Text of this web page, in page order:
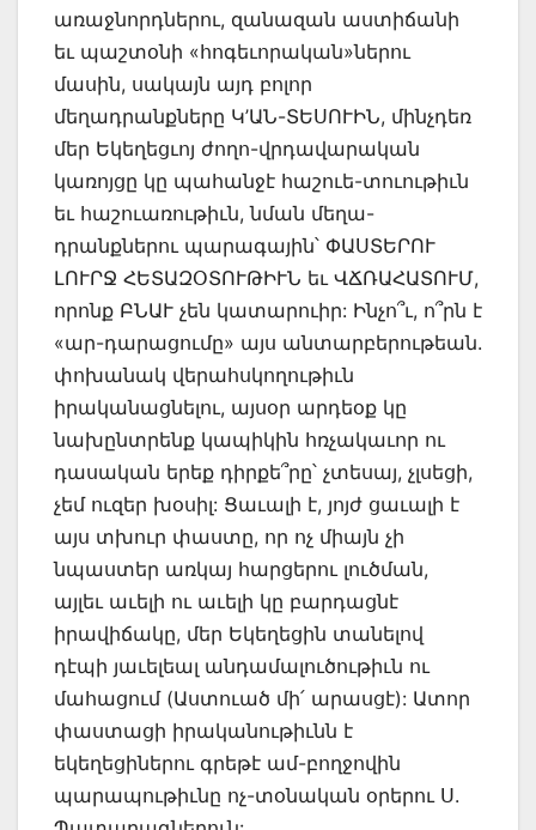
առաջնորդներու, զանազան աստիճանի
եւ պաշտօնի «հոգեւորական»ներու
մասին, սակայն այդ բոլոր
մեղադրանքները Կ’ԱՆ-ՏԵՍՈՒԻՆ, մինչդեռ
մեր Եկեղեցւոյ ժողո-վրդավարական
կառոյցը կը պահանջէ հաշուե-տուութիւն
եւ հաշուառութիւն, նման մեղա-
դրանքներու պարագային՝ ՓԱՍՏԵՐՈՒ
ԼՈՒՐՋ ՀԵՏԱԶՕՏՈՒԹԻՒՆ եւ ՎՃՌԱՀԱՏՈՒՄ,
որոնք ԲՆԱՒ չեն կատարուիր: Ինչո՞ւ, ո՞րն է
«ար-դարացումը» այս անտարբերութեան.
փոխանակ վերահսկողութիւն
իրականացնելու, այսօր արդեօք կը
նախընտրենք կապիկին հռչակաւոր ու
դասական երեք դիրքե՞րը՝ չտեսայ, չլսեցի,
չեմ ուզեր խօսիլ: Ցաւալի է, յոյժ ցաւալի է
այս տխուր փաստը, որ ոչ միայն չի
նպաստեր առկայ հարցերու լուծման,
այլեւ աւելի ու աւելի կը բարդացնէ
իրավիճակը, մեր Եկեղեցին տանելով
դէպի յաւելեալ անդամալուծութիւն ու
մահացում (Աստուած մի՛ արասցէ): Ատոր
փաստացի իրականութիւնն է
եկեղեցիներու գրեթէ ամ-բողջովին
պարապութիւնը ոչ-տօնական օրերու Ս.